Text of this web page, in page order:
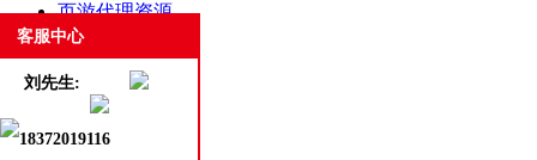
页游代理资源
手游代理资源
合作案例
游戏动态
新闻资讯
客服中心
刘先生:
18372019116